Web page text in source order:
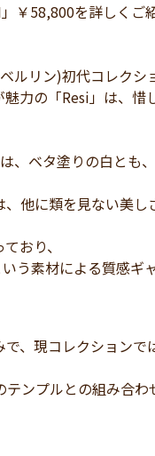
￥58,800を詳しくご
ルリン)初代コレクシ
力の「Resi」は、
、ベタ塗りの白とも
他に類を見ない美し
おり、
素材による質感ギ
、現コレクションで
ンプルとの組み合わ